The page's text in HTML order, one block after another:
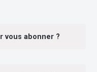
vous abonner ?